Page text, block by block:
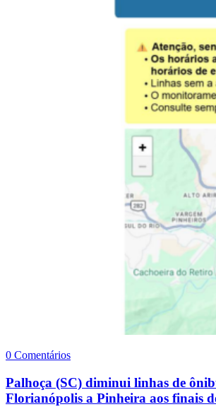
0 Comentários
Palhoça (SC) diminui linhas de
Florianópolis a Pinheira aos finais